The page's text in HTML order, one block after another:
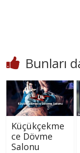
Bunları
Küçükçekme
ce Dövme
Salonu